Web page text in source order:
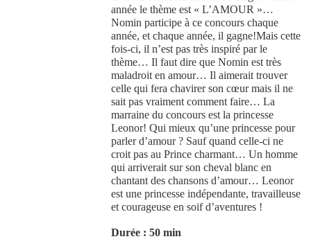
année le thème est « L’AMOUR »…
Nomin participe à ce concours chaque
année, et chaque année, il gagne!Mais cette
fois-ci, il n’est pas très inspiré par le
thème… Il faut dire que Nomin est très
maladroit en amour… Il aimerait trouver
celle qui fera chavirer son cœur mais il ne
sait pas vraiment comment faire… La
marraine du concours est la princesse
Leonor! Qui mieux qu’une princesse pour
parler d’amour ? Sauf quand celle-ci ne
croit pas au Prince charmant… Un homme
qui arriverait sur son cheval blanc en
chantant des chansons d’amour… Leonor
est une princesse indépendante, travailleuse
et courageuse en soif d’aventures !
Durée : 50 min